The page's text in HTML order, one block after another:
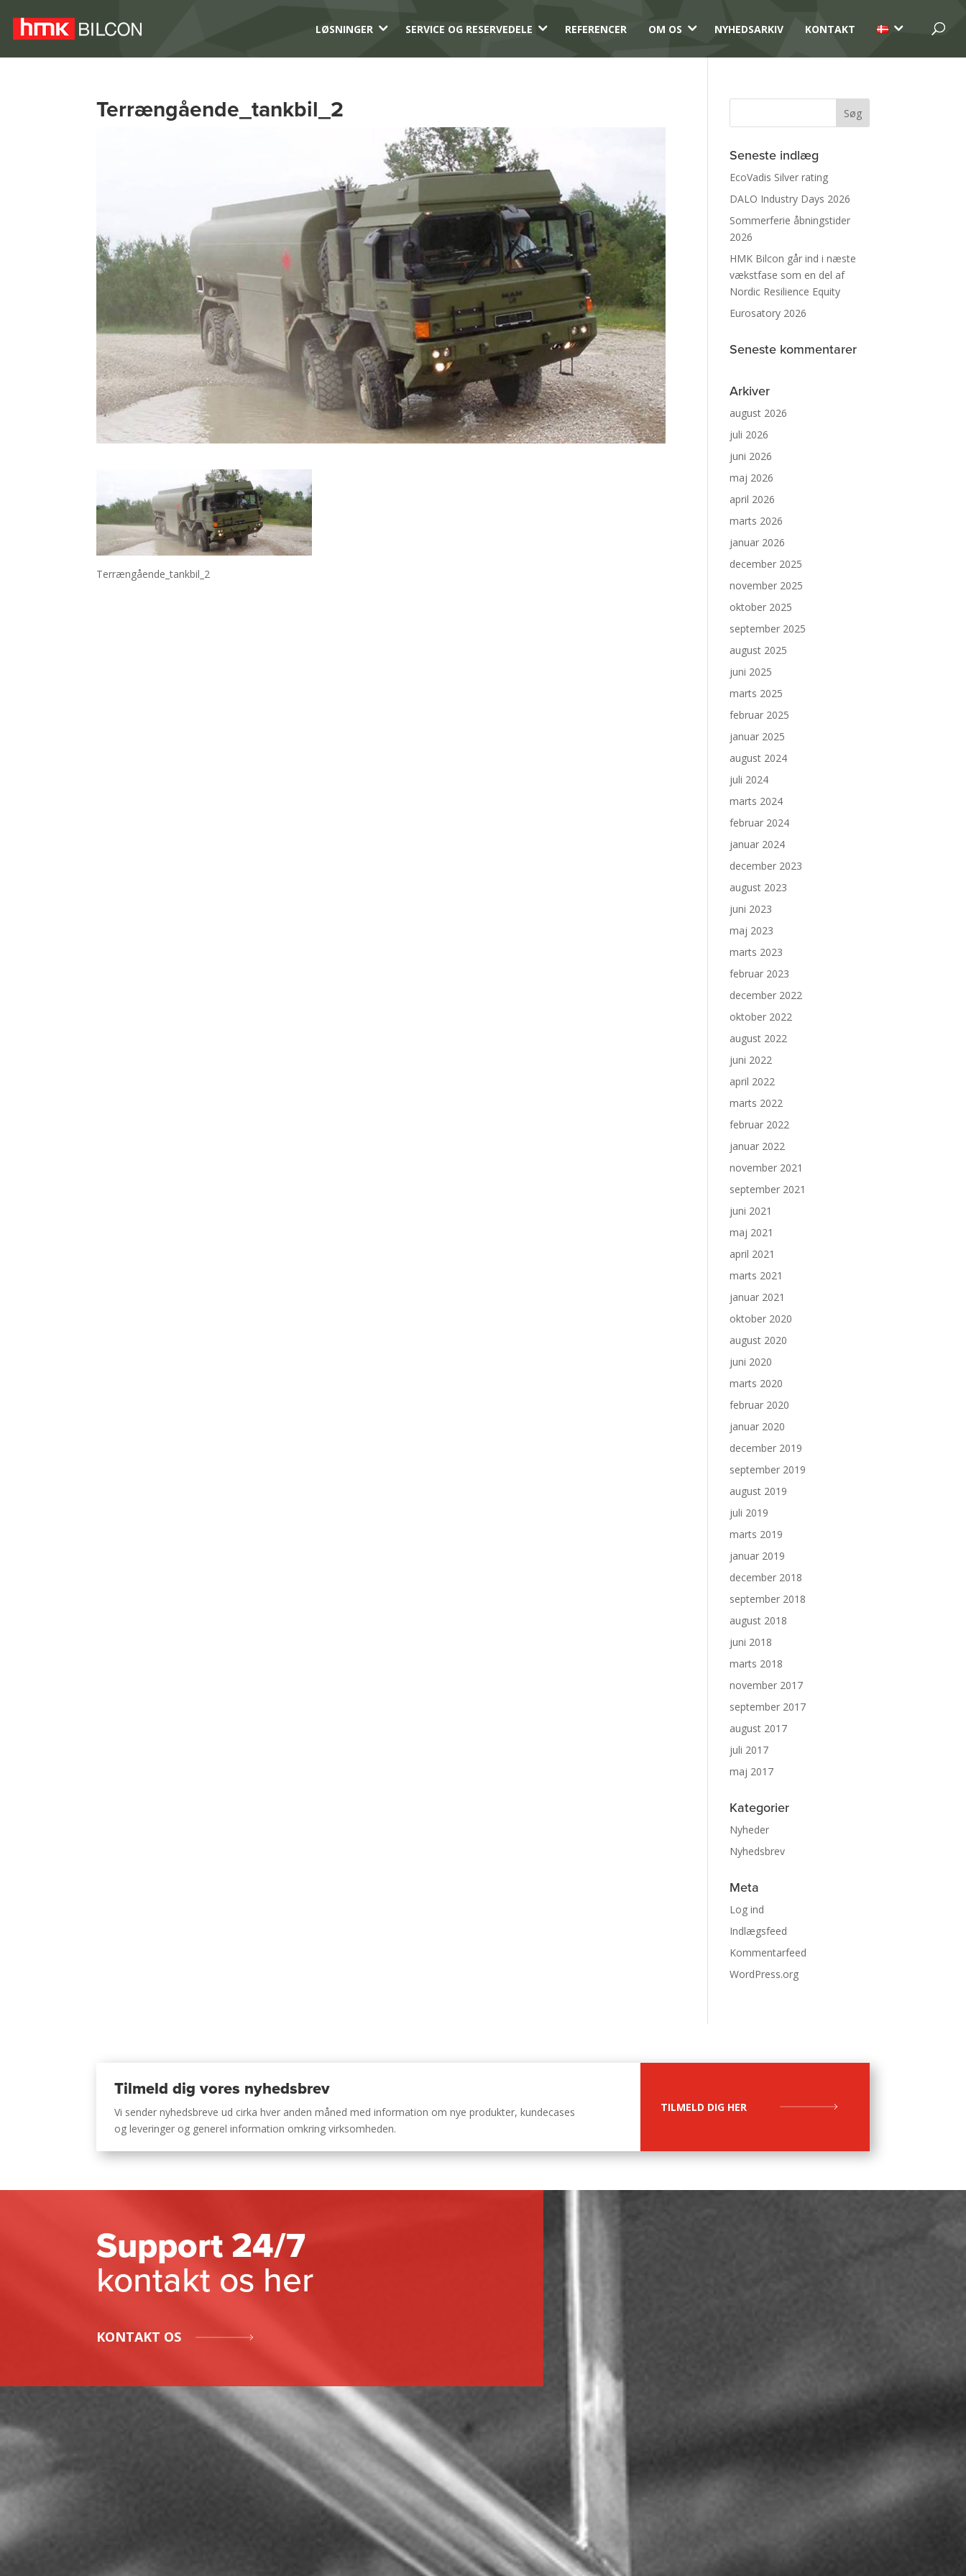
LØSNINGER 3 SERVICE OG RESERVEDELE 3 REFERENCER OM OS 3 NYHEDSARKIV KONTAKT 3
Terrængående_tankbil_2
Terrængående_tankbil_2
Seneste indlæg
EcoVadis Silver rating
DALO Industry Days 2026
Sommerferie åbningstider
2026
HMK Bilcon går ind i næste
vækstfase som en del af
Nordic Resilience Equity
Eurosatory 2026
Seneste kommentarer
Arkiver
august 2026
juli 2026
juni 2026
maj 2026
april 2026
marts 2026
januar 2026
december 2025
november 2025
oktober 2025
september 2025
august 2025
juni 2025
marts 2025
februar 2025
januar 2025
august 2024
juli 2024
marts 2024
februar 2024
januar 2024
december 2023
august 2023
juni 2023
maj 2023
marts 2023
februar 2023
december 2022
oktober 2022
august 2022
juni 2022
april 2022
marts 2022
februar 2022
januar 2022
november 2021
september 2021
juni 2021
maj 2021
april 2021
marts 2021
januar 2021
oktober 2020
august 2020
juni 2020
marts 2020
februar 2020
januar 2020
december 2019
september 2019
august 2019
juli 2019
marts 2019
januar 2019
december 2018
september 2018
august 2018
juni 2018
marts 2018
november 2017
september 2017
august 2017
juli 2017
maj 2017
Kategorier
Nyheder
Nyhedsbrev
Meta
Log ind
Indlægsfeed
Kommentarfeed
WordPress.org
Tilmeld dig vores nyhedsbrev
Vi sender nyhedsbreve ud cirka hver anden måned med information om nye produkter, kundecases
og leveringer og generel information omkring virksomheden.
TILMELD DIG HER
Support 24/7
kontakt os her
KONTAKT OS